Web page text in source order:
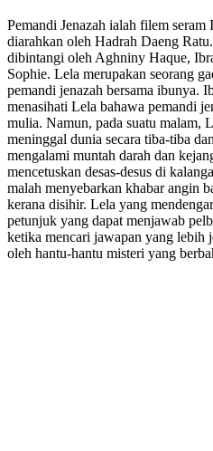
Pemandi Jenazah ialah filem
diarahkan oleh Hadrah Daeng
dibintangi oleh Aghniny Haque,
Sophie. Lela merupakan seorang
pemandi jenazah bersama ibunya.
menasihati Lela bahawa pemandi
mulia. Namun, pada suatu malam,
meninggal dunia secara tiba-tiba
mengalami muntah darah dan
mencetuskan desas-desus di
malah menyebarkan khabar angin
kerana disihir. Lela yang
petunjuk yang dapat menjawab
ketika mencari jawapan yang lebih
oleh hantu-hantu misteri yang